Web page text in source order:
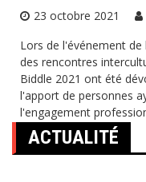
23 octobre 2021
Lors de l'événement
des rencontres
Biddle 2021 ont été
l'apport de personnes
l'engagement
ACTUALITÉ